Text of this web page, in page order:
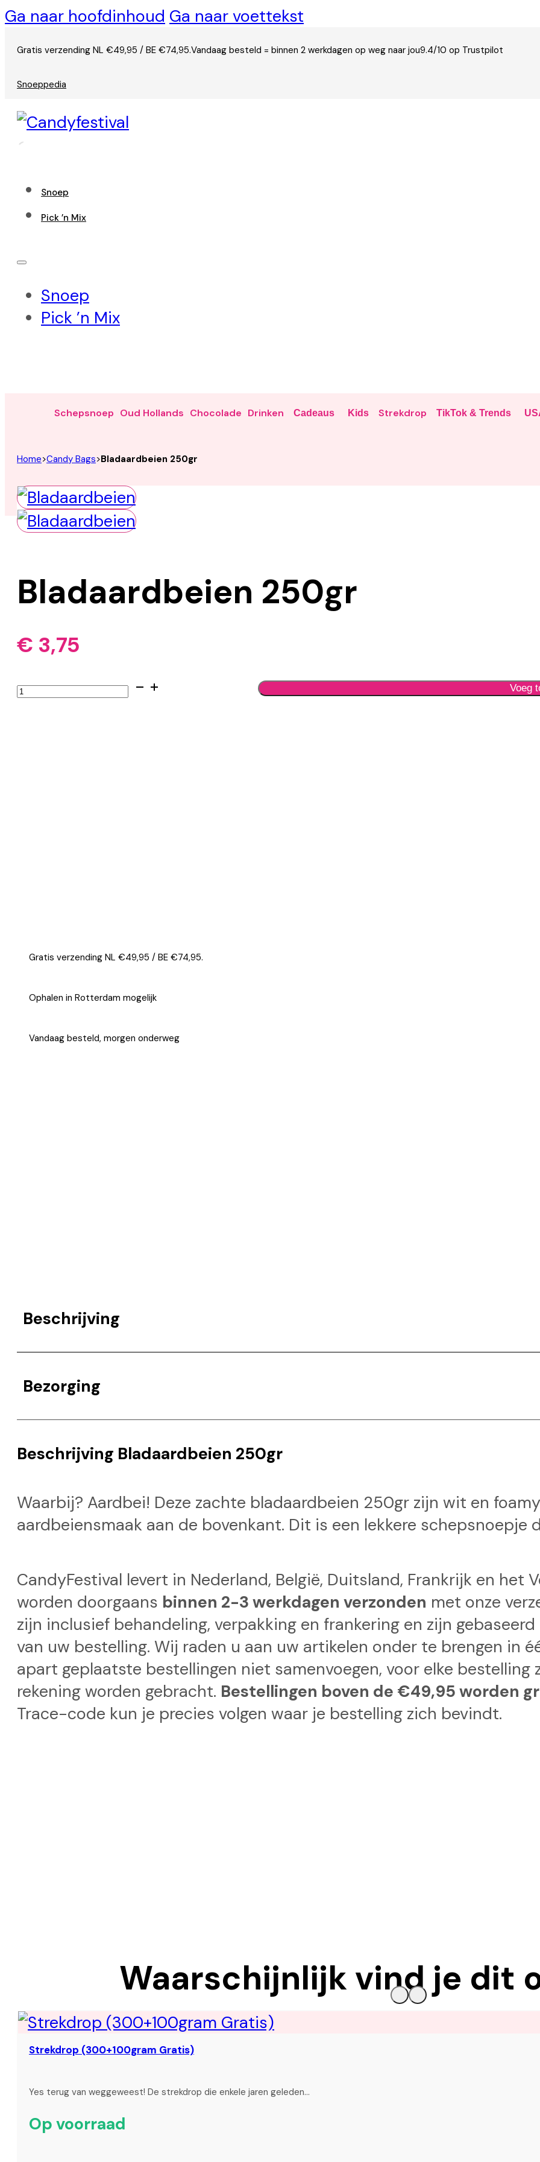
Ga naar hoofdinhoud Ga naar voettekst
Gratis verzending NL €49,95 / BE €74,95.Vandaag besteld = binnen 2 werkdagen op weg naar jou9.4/10 op Trustpilot
Snoeppedia
Snoep
Pick ’n Mix
Snoep
Pick ’n Mix
Schepsnoep Oud Hollands Chocolade Drinken Cadeaus Kids Strekdrop TikTok & Trends
Home>Candy Bags>Bladaardbeien 250gr
Bladaardbeien 250gr
€ 3,75
Bladaardbeien
Voeg
Gratis verzending NL €49,95 / BE €74,95.
Ophalen in Rotterdam mogelijk
Vandaag besteld, morgen onderweg
Beschrijving
Bezorging
Beschrijving Bladaardbeien 250gr
Waarbij? Aardbei! Deze zachte bladaardbeien 250gr zijn wit en
aardbeiensmaak aan de bovenkant. Dit is een lekkere schepsnoepje
CandyFestival levert in Nederland, België, Duitsland, Frankrijk en het
worden doorgaans binnen 2-3 werkdagen verzonden met onze
zijn inclusief behandeling, verpakking en frankering en zijn
van uw bestelling. Wij raden u aan uw artikelen onder te brengen in
apart geplaatste bestellingen niet samenvoegen, voor elke bestelling
rekening worden gebracht. Bestellingen boven de €49,95 worden
Trace-code kun je precies volgen waar je bestelling zich bevindt.
Waarschijnlijk vind je dit
Strekdrop (300+100gram Gratis)
Yes terug van weggeweest! De strekdrop die enkele jaren geleden…
Op voorraad